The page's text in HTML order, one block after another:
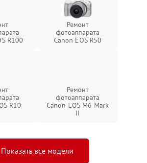
R100
Ремонт
фотоаппарата
Canon EOS R50
R10
Ремонт
фотоаппарата
Canon EOS M6 Mark
II
Показать все модели